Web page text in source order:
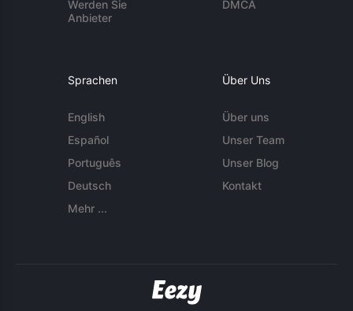
Werden Sie
Anbieter
DMCA
Sprachen
English
Español
Português
Deutsch
Mehr ...
Über Uns
Über uns
Unser Team
Unser Blog
Kontakt